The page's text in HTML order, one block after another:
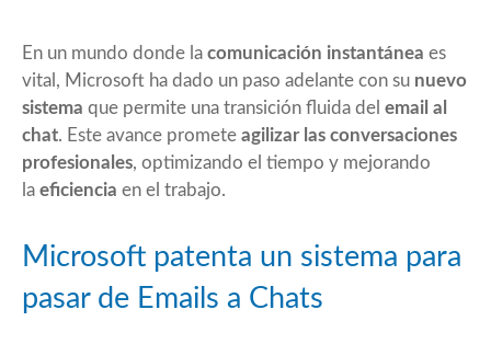
En un mundo donde la comunicación instantánea es
vital, Microsoft ha dado un paso adelante con su nuevo
sistema que permite una transición fluida del email al
chat. Este avance promete agilizar las conversaciones
profesionales, optimizando el tiempo y mejorando
la eficiencia en el trabajo.
Microsoft patenta un sistema para
pasar de Emails a Chats